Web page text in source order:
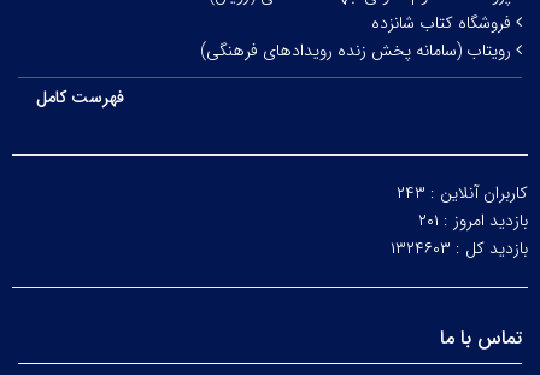
فروشگاه کتاب شانزده
رویتاب (سامانه پخش زنده رویدادهای فرهنگی)
فهرست کامل
کاربران آنلاین : ۲۴۳
بازدید امروز : ۲۰۱
بازدید کل : ۱۳۲۴۶۰۳
تماس با ما